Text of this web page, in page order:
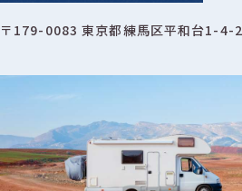
〒179-0083 東京都練馬区平和台1-4-2